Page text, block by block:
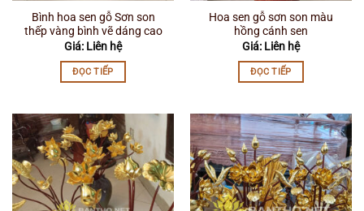
Bình hoa sen gỗ Sơn son
thếp vàng bình vẽ dáng cao
Giá: Liên hệ
ĐỌC TIẾP
Hoa sen gỗ sơn son màu
hồng cánh sen
Giá: Liên hệ
ĐỌC TIẾP